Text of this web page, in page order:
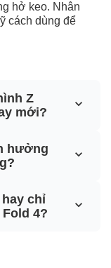
hở keo. Nhân
cách dùng để
Z
mới?
hưởng
chỉ
4?